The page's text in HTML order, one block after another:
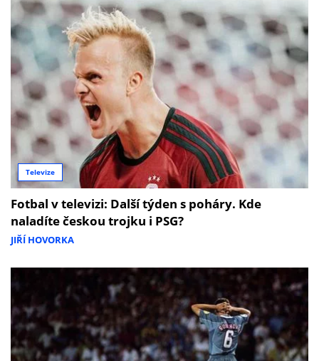
Televize
Fotbal v televizi: Další týden s poháry. Kde
naladíte českou trojku i PSG?
JIŘÍ HOVORKA